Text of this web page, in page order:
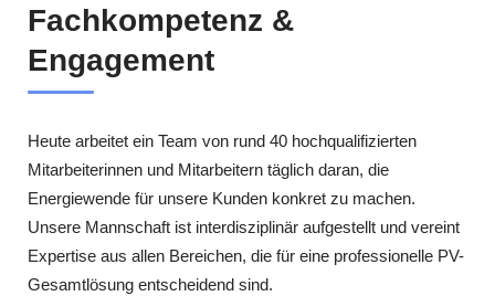
Fachkompetenz &
Engagement
Heute arbeitet ein Team von rund 40 hochqualifizierten
Mitarbeiterinnen und Mitarbeitern täglich daran, die
Energiewende für unsere Kunden konkret zu machen.
Unsere Mannschaft ist interdisziplinär aufgestellt und vereint
Expertise aus allen Bereichen, die für eine professionelle PV-
Gesamtlösung entscheidend sind.